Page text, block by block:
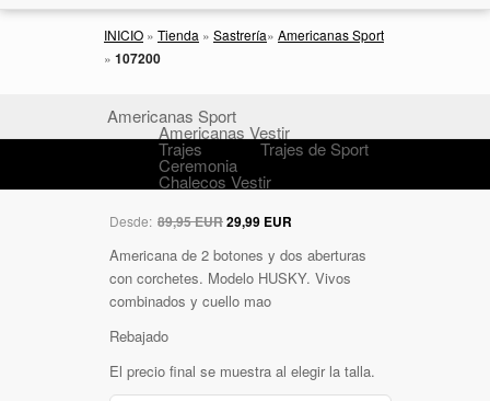
INICIO » Tienda » Sastrería» Americanas Sport
» 107200
Americanas Sport
Americanas Vestir
Trajes Trajes de Sport
Ceremonia
Chalecos Vestir
Desde: 89,95 EUR29,99 EUR
Americana de 2 botones y dos aberturas
con corchetes. Modelo HUSKY. Vivos
combinados y cuello mao
Rebajado
El precio final se muestra al elegir la talla.